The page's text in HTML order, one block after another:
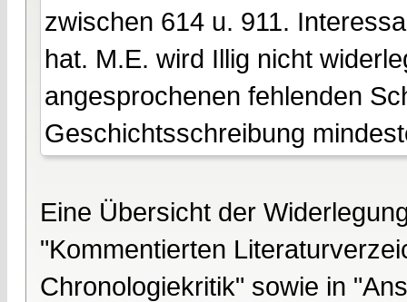
zwischen 614 u. 911.
hat. M.E. wird Illig nicht
angesprochenen fehlenden
Geschichtsschreibung
Eine Übersicht der
"Kommentierten
Chronologiekritik" sowie in